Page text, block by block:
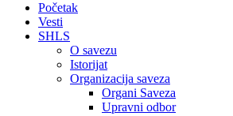
Početak
Vesti
SHLS
O savezu
Istorijat
Organizacija saveza
Organi Saveza
Upravni odbor